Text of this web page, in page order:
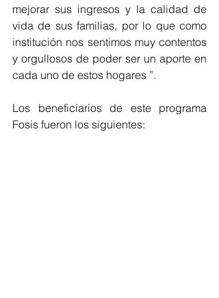
mejorar sus ingresos y la calidad de
vida de sus familias, por lo que como
institución nos sentimos muy contentos
y orgullosos de poder ser un aporte en
cada uno de estos hogares ”.
Los beneficiarios de este programa
Fosis fueron los siguientes: